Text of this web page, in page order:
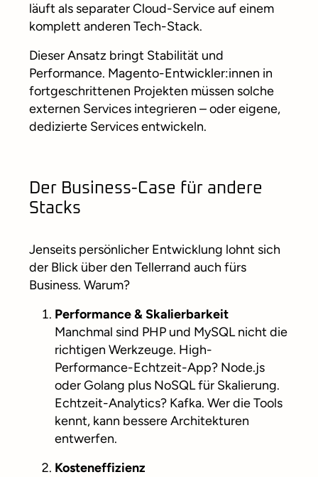
läuft als separater Cloud-Service auf einem
komplett anderen Tech-Stack.
Dieser Ansatz bringt Stabilität und
Performance. Magento-Entwickler:innen in
fortgeschrittenen Projekten müssen solche
externen Services integrieren – oder eigene,
dedizierte Services entwickeln.
Der Business-Case für andere
Stacks
Jenseits persönlicher Entwicklung lohnt sich
der Blick über den Tellerrand auch fürs
Business. Warum?
Performance & Skalierbarkeit
Manchmal sind PHP und MySQL nicht die
richtigen Werkzeuge. High-
Performance-Echtzeit-App? Node.js
oder Golang plus NoSQL für Skalierung.
Echtzeit-Analytics? Kafka. Wer die Tools
kennt, kann bessere Architekturen
entwerfen.
Kosteneffizienz